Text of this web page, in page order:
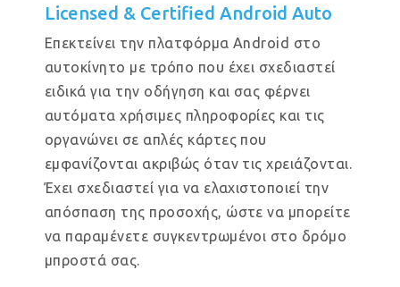
Licensed & Certified Android Auto
Επεκτείνει την πλατφόρμα Android στο
αυτοκίνητο με τρόπο που έχει σχεδιαστεί
ειδικά για την οδήγηση και σας φέρνει
αυτόματα χρήσιμες πληροφορίες και τις
οργανώνει σε απλές κάρτες που
εμφανίζονται ακριβώς όταν τις χρειάζονται.
Έχει σχεδιαστεί για να ελαχιστοποιεί την
απόσπαση της προσοχής, ώστε να μπορείτε
να παραμένετε συγκεντρωμένοι στο δρόμο
μπροστά σας.